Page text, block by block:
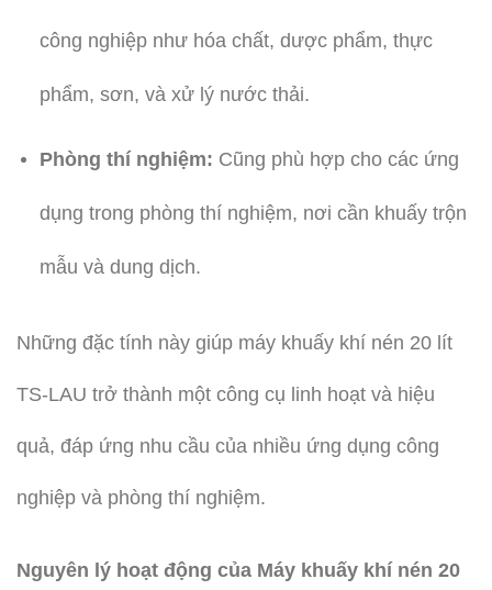
công nghiệp như hóa chất, dược phẩm, thực
phẩm, sơn, và xử lý nước thải.
Phòng thí nghiệm: Cũng phù hợp cho các ứng
dụng trong phòng thí nghiệm, nơi cần khuấy trộn
mẫu và dung dịch.
Những đặc tính này giúp máy khuấy khí nén 20 lít
TS-LAU trở thành một công cụ linh hoạt và hiệu
quả, đáp ứng nhu cầu của nhiều ứng dụng công
nghiệp và phòng thí nghiệm.
Nguyên lý hoạt động của Máy khuấy khí nén 20